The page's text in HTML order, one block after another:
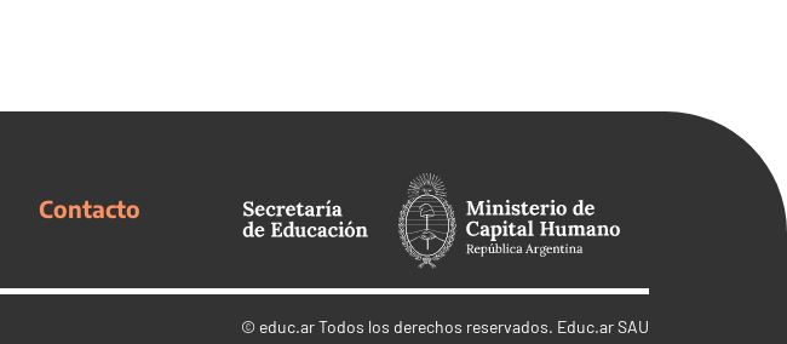
Contacto
© educ.arTodos los derechos reservados. Educ.ar SAU